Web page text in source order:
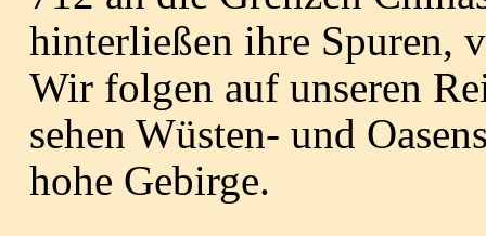
hinterließen ihre Spuren,
Wir folgen auf unseren
sehen Wüsten- und
hohe Gebirge.